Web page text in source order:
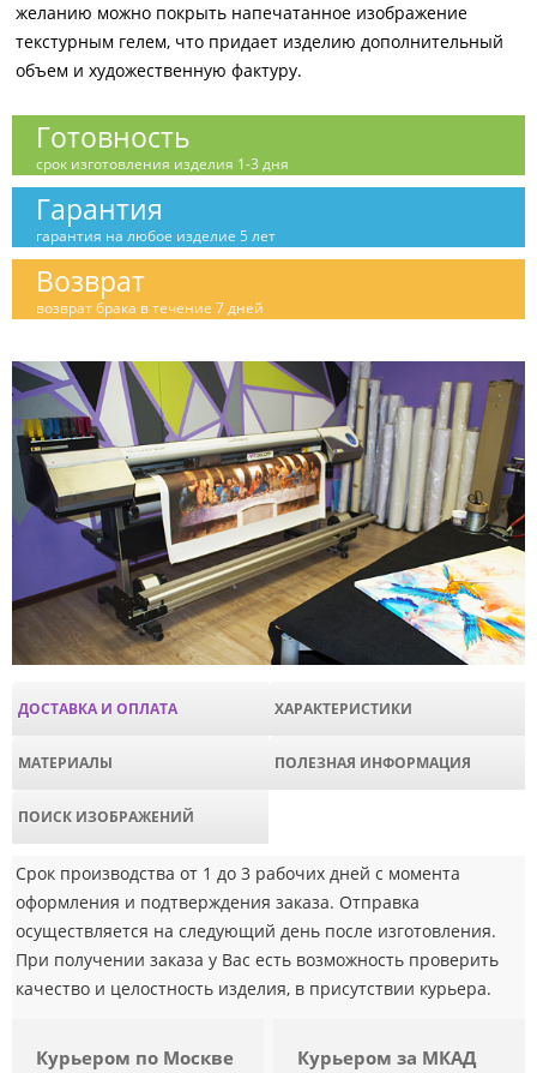
желанию можно покрыть напечатанное изображение
текстурным гелем, что придает изделию дополнительный
объем и художественную фактуру.
Готовность
срок изготовления изделия 1-3 дня
Гарантия
гарантия на любое изделие 5 лет
Возврат
возврат брака в течение 7 дней
ДОСТАВКА И ОПЛАТА ХАРАКТЕРИСТИКИ
МАТЕРИАЛЫ ПОЛЕЗНАЯ ИНФОРМАЦИЯ
ПОИСК ИЗОБРАЖЕНИЙ
Срок производства от 1 до 3 рабочих дней с момента
оформления и подтверждения заказа. Отправка
осуществляется на следующий день после изготовления.
При получении заказа у Вас есть возможность проверить
качество и целостность изделия, в присутствии курьера.
Курьером по Москве Курьером за МКАД